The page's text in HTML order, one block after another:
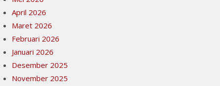
April 2026
Maret 2026
Februari 2026
Januari 2026
Desember 2025
November 2025